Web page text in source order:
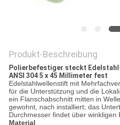
Produkt-Beschreibung
Polierbefestiger steckt
ANSI 304 5 x 45 Millimeter fest
Edelstahlwellenstift mit
für die Unterstützung und die
ein Flanschabschnitt mitten in
gewohnt, nach installiert; das
Durchmesser findet über winkligen
Material